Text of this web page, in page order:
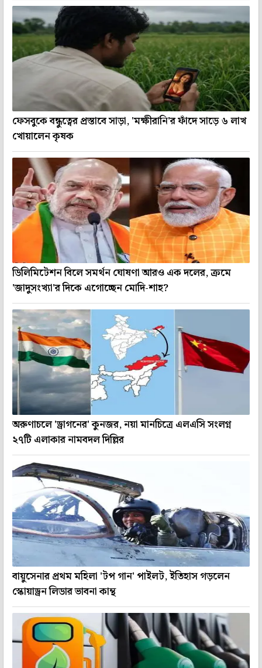
ফেসবুকে বন্ধুত্বের প্রস্তাবে সাড়া, 'মক্ষীরানি'র ফাঁদে সাড়ে ৬ লাখ
খোয়ালেন কৃষক
ডিলিমিটেশন বিলে সমর্থন ঘোষণা আরও এক দলের, ক্রমে
'জাদুসংখ্যা'র দিকে এগোচ্ছেন মোদি-শাহ?
অরুণাচলে 'ড্রাগনের' কুনজর, নয়া মানচিত্রে এলএসি সংলগ্ন
২৭টি এলাকার নামবদল দিল্লির
বায়ুসেনার প্রথম মহিলা 'টপ গান' পাইলট, ইতিহাস গড়লেন
স্কোয়াড্রন লিডার ভাবনা কান্থ